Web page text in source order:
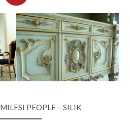
MILESI PEOPLE – SILIK